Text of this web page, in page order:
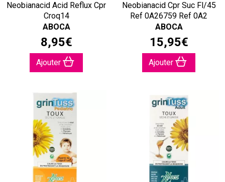
Neobianacid Acid Reflux Cpr
Croq14
ABOCA
8,95€
Ajouter
Neobianacid Cpr Suc Fl/45
Ref 0A26759 Ref 0A2
ABOCA
15,95€
Ajouter